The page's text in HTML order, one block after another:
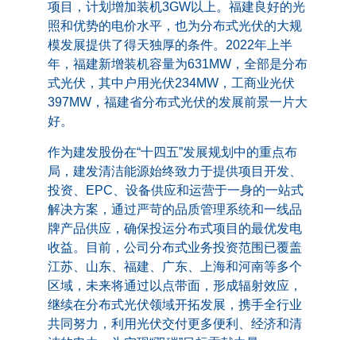
项目，计划增加装机3GW以上。福建良好的光
照和优势的电价水平，也为分布式光伏的大规
模发展提供了得天独厚的条件。2022年上半
年，福建新增装机容量为631MW，全部是分布
式光伏，其中户用光伏234MW，工商业光伏
397MW，福建省分布式光伏的发展前景一片大
好。
作为建发股份在“十四五”发展规划中的重点布
局，建发清洁能源始终致力于提供项目开发、
投资、EPC、设备供应和运营于一身的一站式
解决方案，通过严苛的品质管理系统和一线品
牌产品供应，确保投运分布式项目的最优发电
收益。目前，公司分布式业务投资范围已覆盖
江苏、山东、福建、广东、上海和河南等多个
区域，未来将通过以点带面，形成辐射效应，
继续在分布式光伏领域开拓发展，携手全行业
共同努力，利用光伏交付更多便利、经济和清